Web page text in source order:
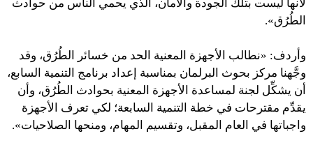
لأنها ليست بتلك الجودة والأمان، الذي يحمي الناس من حوادث
الطُرُق».
وأردف: «نطالب الأجهزة المعنية الحد من خسائر الطُرُق، وقد
وجَّهنا مركز بحوث البرلمان بمناسبة إعداد برنامج التنمية السابع،
أن يشكِّل لجنة لمساعدة الأجهزة المعنية بحوادث الطُرُق، وأن
يقدِّم مقترحات في خطة التنمية السابعة؛ لكي تعرف الأجهزة
واجباتها في العام المقبل، وتقسيم المهام، ومنحها الصلاحيات».